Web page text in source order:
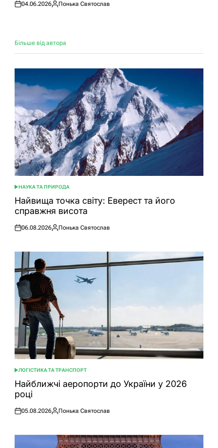
Оприлюднено
04.06.2026
Опубліковано
Понька Святослав
Більше від автора
ОПУБЛІКУВАТИ
У
НАУКА ТА ПРИРОДА
Найвища точка світу: Еверест та його
справжня висота
Оприлюднено
06.08.2026
Опубліковано
Понька Святослав
ОПУБЛІКУВАТИ
У
ЛОГІСТИКА ТА ТРАНСПОРТ
Найближчі аеропорти до України у 2026
році
Оприлюднено
05.08.2026
Опубліковано
Понька Святослав